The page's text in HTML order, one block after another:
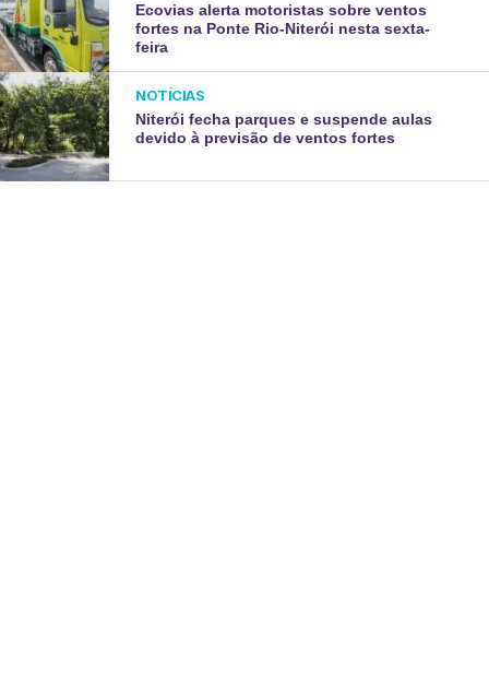
Ecovias alerta motoristas sobre ventos
fortes na Ponte Rio-Niterói nesta sexta-
feira
NOTÍCIAS
Niterói fecha parques e suspende aulas
devido à previsão de ventos fortes